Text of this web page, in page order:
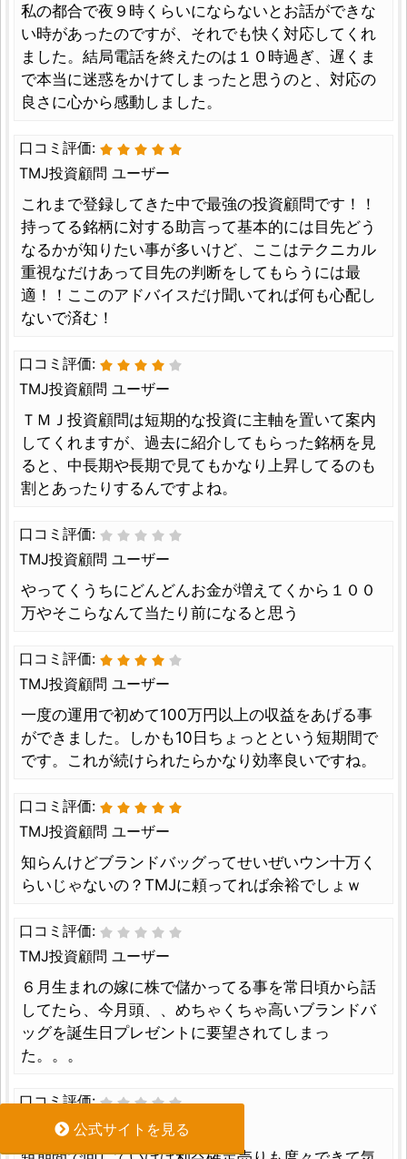
私の都合で夜９時くらいにならないとお話ができな
い時があったのですが、それでも快く対応してくれ
ました。結局電話を終えたのは１０時過ぎ、遅くま
で本当に迷惑をかけてしまったと思うのと、対応の
良さに心から感動しました。
口コミ評価:
TMJ投資顧問 ユーザー
これまで登録してきた中で最強の投資顧問です！！
持ってる銘柄に対する助言って基本的には目先どう
なるかが知りたい事が多いけど、ここはテクニカル
重視なだけあって目先の判断をしてもらうには最
適！！ここのアドバイスだけ聞いてれば何も心配し
ないで済む！
口コミ評価:
TMJ投資顧問 ユーザー
ＴＭＪ投資顧問は短期的な投資に主軸を置いて案内
してくれますが、過去に紹介してもらった銘柄を見
ると、中長期や長期で見てもかなり上昇してるのも
割とあったりするんですよね。
口コミ評価:
TMJ投資顧問 ユーザー
やってくうちにどんどんお金が増えてくから１００
万やそこらなんて当たり前になると思う
口コミ評価:
TMJ投資顧問 ユーザー
一度の運用で初めて100万円以上の収益をあげる事
ができました。しかも10日ちょっとという短期間で
です。これが続けられたらかなり効率良いですね。
口コミ評価:
TMJ投資顧問 ユーザー
知らんけどブランドバッグってせいぜいウン十万く
らいじゃないの？TMJに頼ってれば余裕でしょｗ
口コミ評価:
TMJ投資顧問 ユーザー
６月生まれの嫁に株で儲かってる事を常日頃から話
してたら、今月頭、、めちゃくちゃ高いブランドバ
ッグを誕生日プレゼントに要望されてしまっ
た。。。
口コミ評価:
TMJ投資顧問 ユーザー
公式サイトを見る